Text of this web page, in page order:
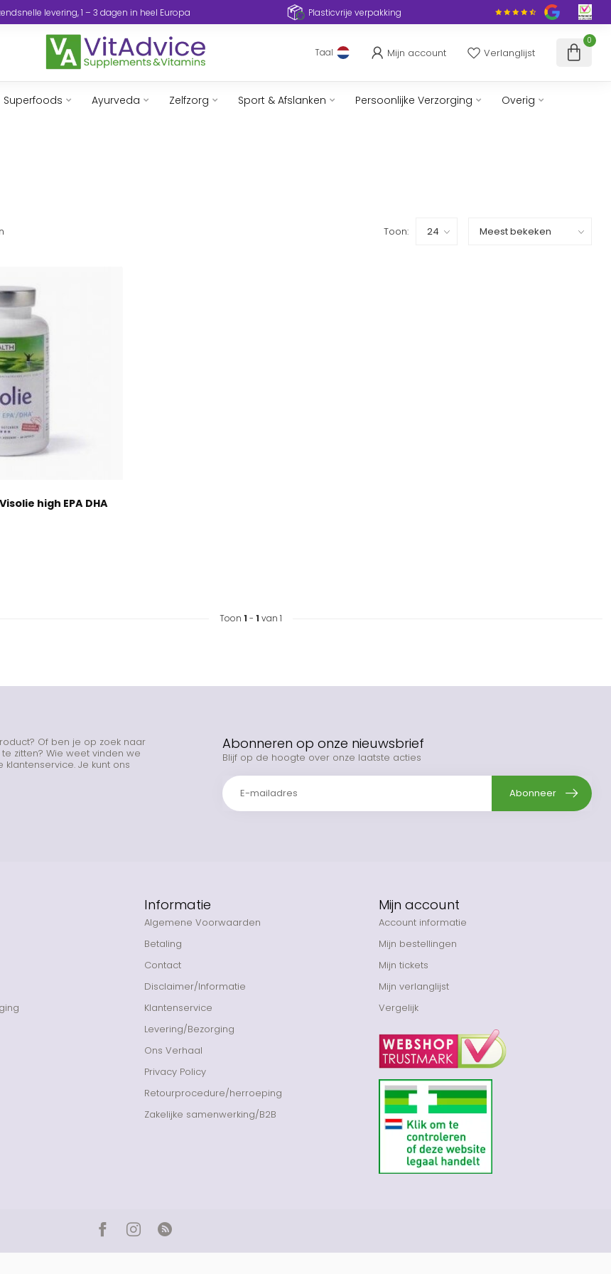
levering, 1 – 3 dagen in heel Europa Plasticvrije verpakking
Taal Mijn account Verlanglijst
0
Superfoods Ayurveda Zelfzorg Sport & Afslanken Persoonlijke Verzorging Overig
Toon:
high EPA DHA
Toon 1 - 1 van 1
Of ben je op zoek naar
zitten? Wie weet vinden we
Je kunt ons
Abonneren op onze nieuwsbrief
Blijf op de hoogte over onze laatste acties
Abonneer
Informatie
Algemene Voorwaarden
Betaling
Contact
Disclaimer/Informatie
Klantenservice
Levering/Bezorging
Ons Verhaal
Privacy Policy
Retourprocedure/herroeping
Zakelijke samenwerking/B2B
Mijn account
Account informatie
Mijn bestellingen
Mijn tickets
Mijn verlanglijst
Vergelijk